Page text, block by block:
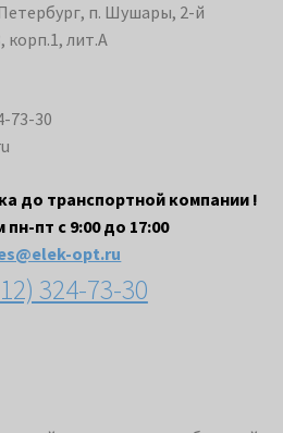
п. Шушары, 2-й
корп.1, лит.А
73-30
до транспортной компании !
пт с 9:00 до 17:00
opt.ru
324-73-30